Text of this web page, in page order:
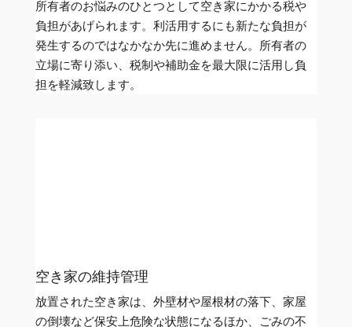
所有者のお悩みのひとつとして空き家にかかる税や
負担があげられます。利活用するにも新たな負担が
発生するのではなかなか先に進めません。所有者の
立場に寄り添い、税制や補助金を最大限に活用し負
担を軽減致します。
空き家の維持管理
放置された空き家は、外壁材や屋根材の落下、家屋
の倒壊など保安上危険な状態になるほか、ごみの不